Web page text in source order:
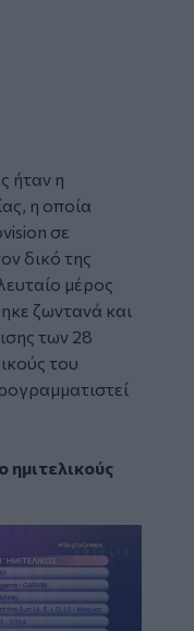
ήταν η
η οποία
σε
δικό της
μέρος
ζωντανά και
των 28
του
ημιτελικούς